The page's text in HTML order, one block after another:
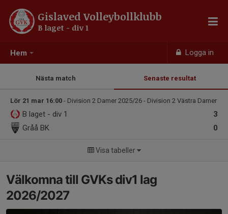
Hem Logga in
Gislaved Volleybollklubb
B laget - div 1
Nästa match Senaste resultat
Lör 21 mar 16:00 - Division 2 Damer 2025/26 - Division 2 Västra Damer
3
B laget - div 1
0
Gråå BK
Visa tabeller
Välkomna till GVKs div1 lag
2026/2027